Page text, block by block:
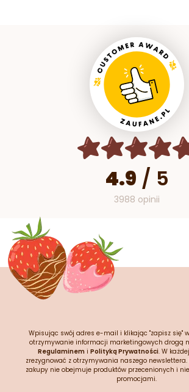
4.9 / 5
3988 opinii
Wpisując swój adres e-mail i klikając "zapisz się"
otrzymywanie informacji marketingowych drogą
Regulaminem i Polityką Prywatności. W
zrezygnować z otrzymywania naszego
zakupy nie obejmuje produktów przecenionych i
promocjami.